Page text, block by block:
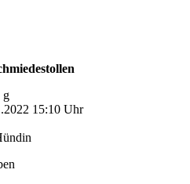
g
15:10 Uhr